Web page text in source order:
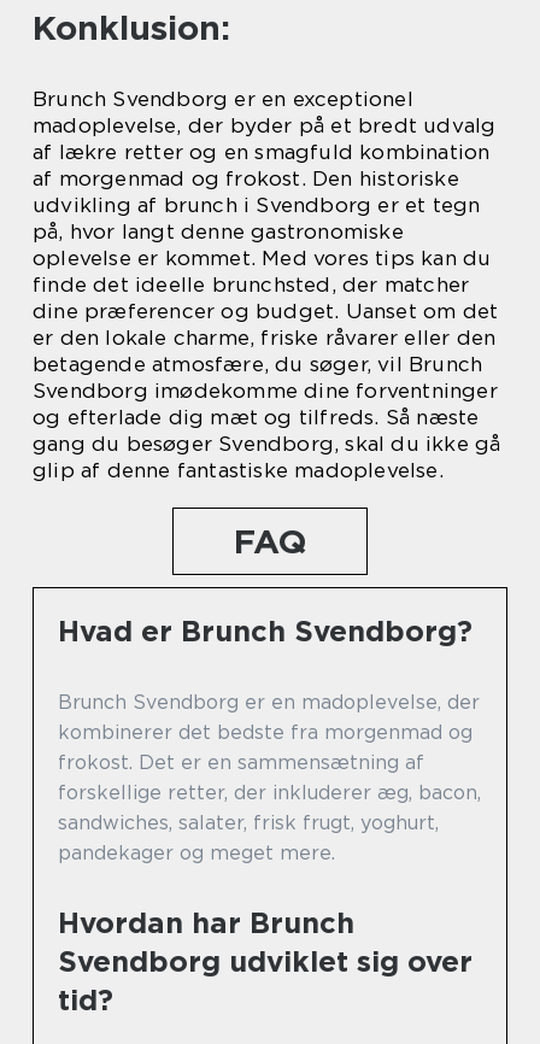
Konklusion:
Brunch Svendborg er en exceptionel
madoplevelse, der byder på et bredt udvalg
af lækre retter og en smagfuld kombination
af morgenmad og frokost. Den historiske
udvikling af brunch i Svendborg er et tegn
på, hvor langt denne gastronomiske
oplevelse er kommet. Med vores tips kan du
finde det ideelle brunchsted, der matcher
dine præferencer og budget. Uanset om det
er den lokale charme, friske råvarer eller den
betagende atmosfære, du søger, vil Brunch
Svendborg imødekomme dine forventninger
og efterlade dig mæt og tilfreds. Så næste
gang du besøger Svendborg, skal du ikke gå
glip af denne fantastiske madoplevelse.
FAQ
Hvad er Brunch Svendborg?
Brunch Svendborg er en madoplevelse, der
kombinerer det bedste fra morgenmad og
frokost. Det er en sammensætning af
forskellige retter, der inkluderer æg, bacon,
sandwiches, salater, frisk frugt, yoghurt,
pandekager og meget mere.
Hvordan har Brunch
Svendborg udviklet sig over
tid?